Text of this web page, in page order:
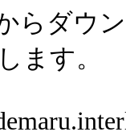
らダウ
ます。